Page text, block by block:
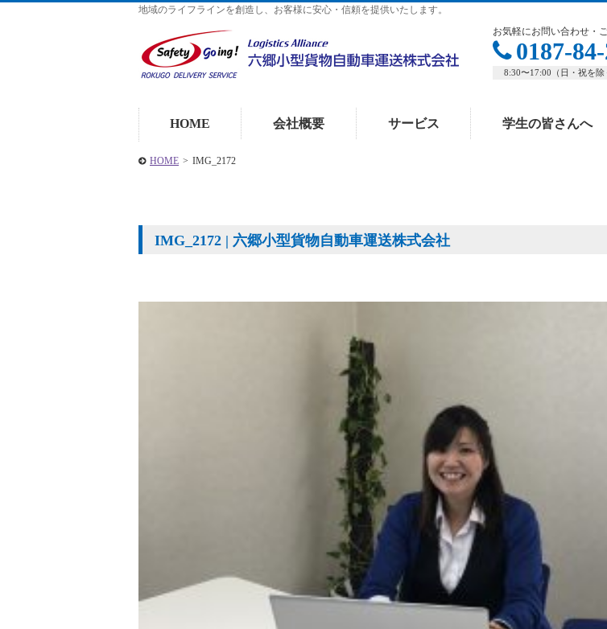
地域のライフラインを創造し、お客様に安心・信頼を提供いたします。
HOME 会社概要 サービス 学生の皆さんへ
お気軽にお問い合わせ・
0187-
8:30〜17:00（日・祝を
HOME > IMG_2172
IMG_2172 | 六郷小型貨物自動車運送株式会社